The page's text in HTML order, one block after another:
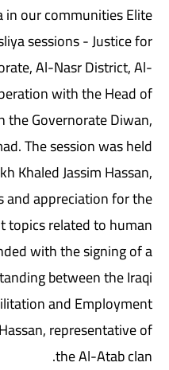
our communities Elite
sessions - Justice for
Al-Nasr District, Al-
with the Head of
the Governorate Diwan,
The session was held
Khaled Jassim Hassan,
and appreciation for the
related to human
with the signing of a
between the Iraqi
and Employment
representative of
the Al-Atab clan.